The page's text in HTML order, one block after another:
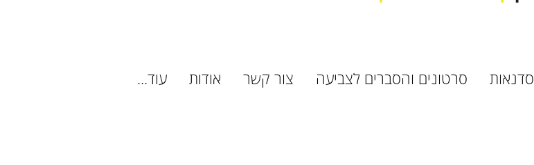
סדנאות סרטונים והסברים לצביעה צור קשר אודות עוד...